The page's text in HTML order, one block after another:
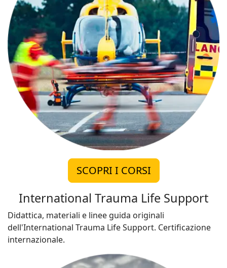
SCOPRI I CORSI
International Trauma Life Support
Didattica, materiali e linee guida originali
dell'International Trauma Life Support. Certificazione
internazionale.